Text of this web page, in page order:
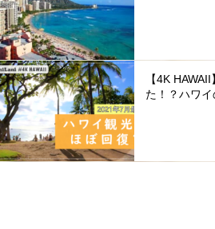
【4K
た！？ハワイ